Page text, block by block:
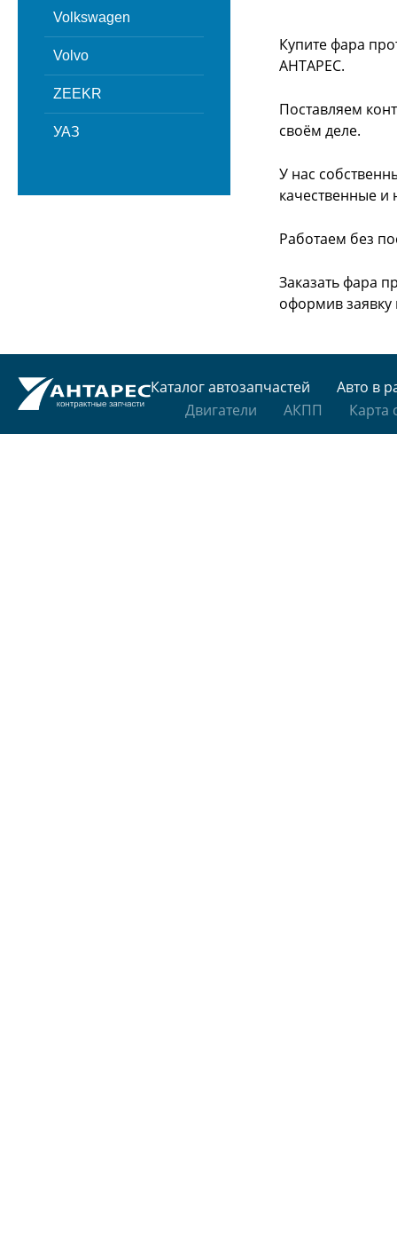
Volkswagen
Volvo
ZEEKR
УАЗ
Купите фара
АНТАРЕС.
Поставляем
своём деле.
У нас
качественные и
Работаем без
Заказать фара
оформив заявку
Каталог автозапчастей
Авто в
Двигатели
АКПП Карта